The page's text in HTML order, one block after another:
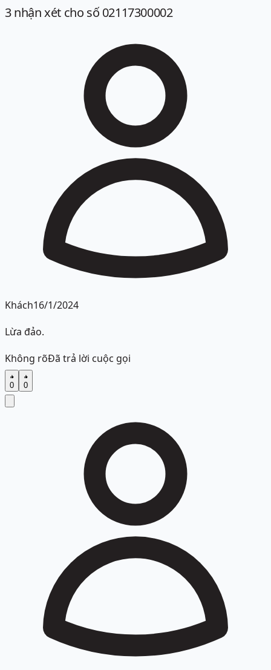
3nhận xét cho số 02117300002
Khách16/1/2024
Lừa đảo.
Không rõĐã trả lời cuộc gọi
0 0